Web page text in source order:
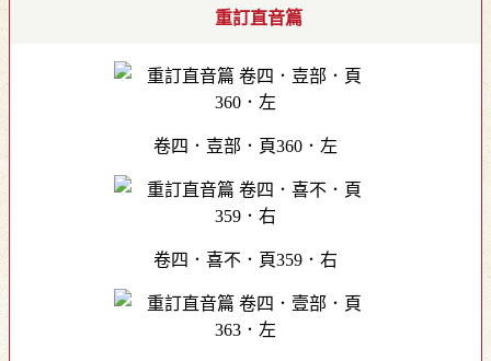
重訂直音篇
卷四．壴部．頁360．左
卷四．喜不．頁359．右